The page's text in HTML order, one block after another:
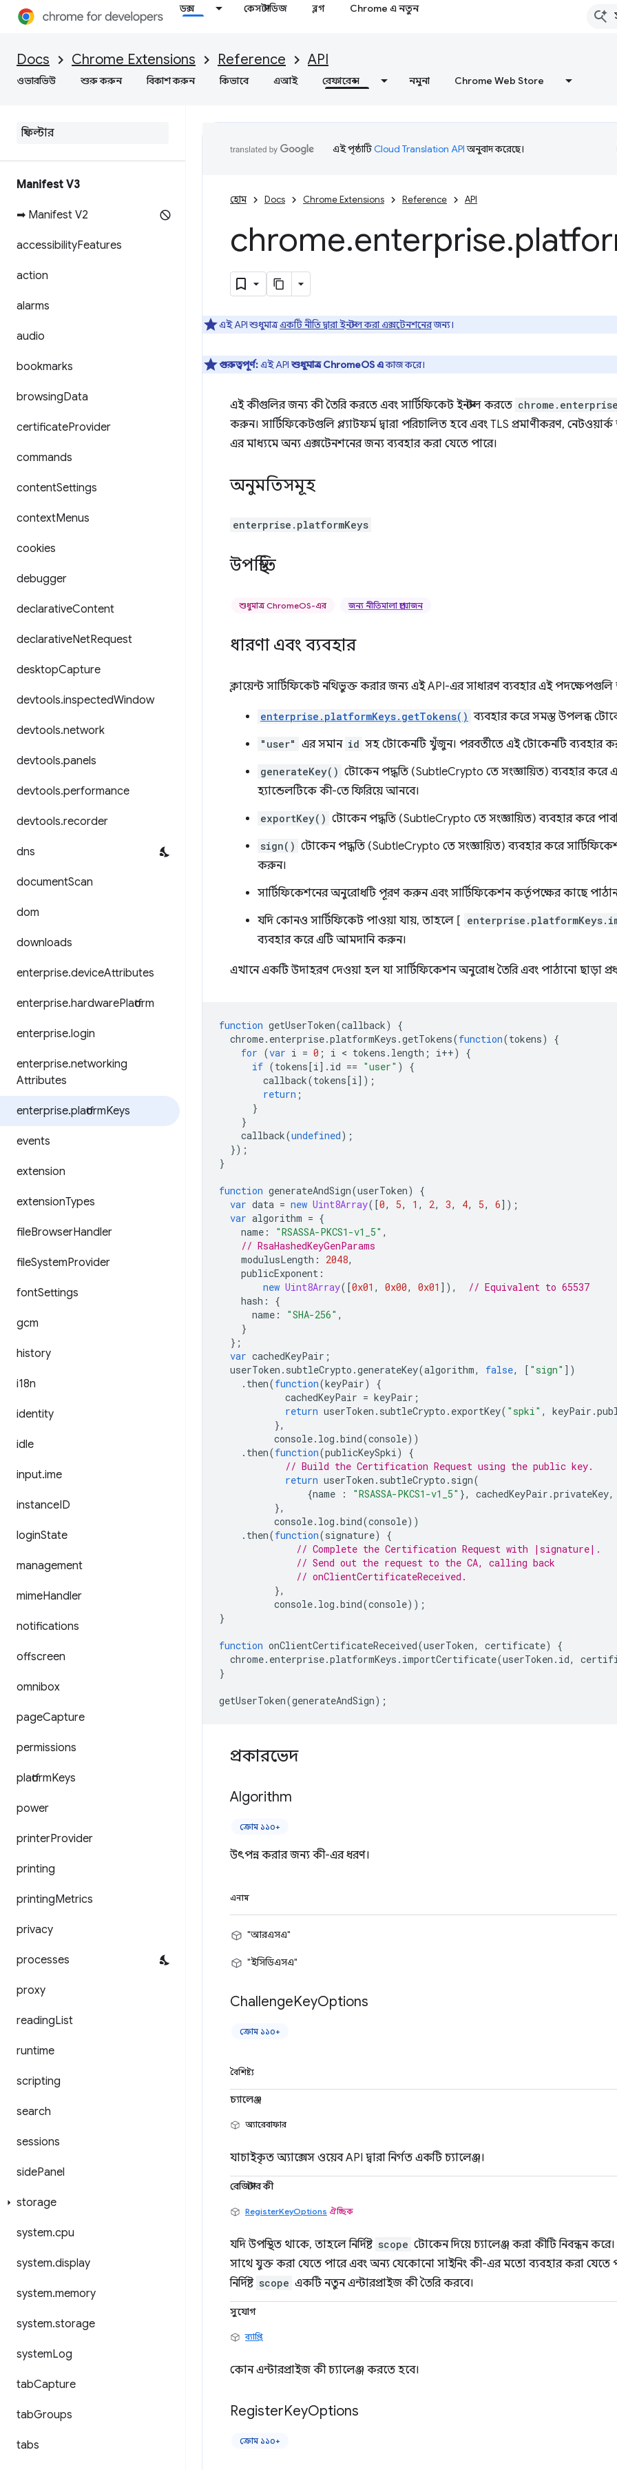
ডক্স কেস স্টাডিজ ব্লগ Chrome এ নতুন
Docs Chrome Extensions Reference API
ওভারভিউ শুরু করুন বিকাশ করুন কিভাবে এআই রেফারেন্স নমুনা Chrome Web Store
Manifest V3
➡ Manifest V2
accessibilityFeatures
action
alarms
audio
bookmarks
browsingData
certificateProvider
commands
contentSettings
contextMenus
cookies
debugger
declarativeContent
declarativeNetRequest
desktopCapture
devtools.inspectedWindow
devtools.network
devtools.panels
devtools.performance
devtools.recorder
dns
documentScan
dom
downloads
enterprise.deviceAttributes
enterprise.hardwarePlatform
enterprise.login
enterprise.networking
Attributes
enterprise.platformKeys
events
extension
extensionTypes
fileBrowserHandler
fileSystemProvider
fontSettings
gcm
history
i18n
identity
idle
input.ime
instanceID
loginState
management
mimeHandler
notifications
offscreen
omnibox
pageCapture
permissions
platformKeys
power
printerProvider
printing
printingMetrics
privacy
processes
proxy
readingList
runtime
scripting
search
sessions
sidePanel
storage
system.cpu
system.display
system.memory
system.storage
systemLog
tabCapture
tabGroups
tabs
এই পৃষ্ঠাটিCloud Translation APIঅনুবাদ করেছে।
হোম Docs Chrome Extensions Reference API
chrome.enterprise.
এই API শুধুমাত্রএকটি নীতি দ্বারা ইনস্টল করা এক্সটেনশনেরজন্য।
গুরুত্বপূর্ণ:এই API শুধুমাত্র ChromeOS একাজ করে।
এই কীগুলির জন্য কী তৈরি করতে এবং সার্টিফিকেট ইনস্টল করতে
করুন। সার্টিফিকেটগুলি প্ল্যাটফর্ম দ্বারা পরিচালিত হবে এবং TLS প্রমাণীকরণ,
এর মাধ্যমে অন্য এক্সটেনশনের জন্য ব্যবহার করা যেতে পারে।
অনুমতিসমূহ
enterprise.platformKeys
উপস্থিতি
শুধুমাত্র ChromeOS-এর জন্য নীতিমালা প্রয়োজন
ধারণা এবং ব্যবহার
ক্লায়েন্ট সার্টিফিকেট নথিভুক্ত করার জন্য এই API-এর সাধারণ ব্যবহার এই
enterprise.platformKeys.getTokens() ব্যবহার করে সমস্ত উপলব্ধ
"user" এর সমান id সহ টোকেনটি খুঁজুন। পরবর্তীতে এই টোকেনটি ব্যবহার
generateKey() টোকেন পদ্ধতি (SubtleCrypto তে সংজ্ঞায়িত) ব্যবহার
হ্যান্ডেলটিকে কী-তে ফিরিয়ে আনবে।
exportKey() টোকেন পদ্ধতি (SubtleCrypto তে সংজ্ঞায়িত) ব্যবহার করে
sign() টোকেন পদ্ধতি (SubtleCrypto তে সংজ্ঞায়িত) ব্যবহার করে
করুন।
সার্টিফিকেশনের অনুরোধটি পূরণ করুন এবং সার্টিফিকেশন কর্তৃপক্ষের কাছে
যদি কোনও সার্টিফিকেট পাওয়া যায়, তাহলে [
ব্যবহার করে এটি আমদানি করুন।
এখানে একটি উদাহরণ দেওয়া হল যা সার্টিফিকেশন অনুরোধ তৈরি এবং পাঠানো ছাড়া
function getUserToken(callback)
{
chrome. enterprise.platformKeys .getTokens(function(tokens)
{
for (var i = 0 ; i < tokens . length ; i++)
{
if (tokens[i]. id == "user" )
{
callback(tokens[i]);
return ;
}
}
callback(undefined);
});
}
function generateAndSign(userToken)
{
var data = new Uint8Array([0, 5, 1 , 2, 3, 4, 5, 6]);
var algorithm = {
name : "RSASSA-PKCS1-v1_5" ,
// RsaHashedKeyGenParams
modulusLength : 2048,
publicExponent :
new Uint8Array([0x01 , 0x00, 0x01 ]),
// Equivalent to 65537
hash :
{
name : "SHA-256" ,
}
};
var cachedKeyPair ;
userToken . subtleCrypto .generateKey(algorithm, false, [ "sign" ])
. then(function(keyPair)
{
cachedKeyPair = keyPair ;
return userToken . subtleCrypto . exportKey( "spki" , keyPair .
},
console. log .bind(console))
. then(function(publicKeySpki)
{
// Build the Certification Request using the public key.
return userToken . subtleCrypto . sign(
{name : "RSASSA-PKCS1-v1_5" }, cachedKeyPair .privateKey,
},
console. log .bind(console))
. then(function(signature)
{
// Complete the Certification Request with |signature|.
// Send out the request to the CA, calling back
// onClientCertificateReceived.
},
console. log .bind(console));
}
function onClientCertificateReceived(userToken, certificate)
{
chrome. enterprise.platformKeys . importCertificate(userToken . id,
}
getUserToken(generateAndSign);
প্রকারভেদ
Algorithm
ক্রোম ১১০+
উৎপন্ন করার জন্য কী-এর ধরণ।
এনাম
"আরএসএ"
"ইসিডিএসএ"
ChallengeKeyOptions
ক্রোম ১১০+
বৈশিষ্ট্য
চ্যালেঞ্জ
অ্যারেবাফার
যাচাইকৃত অ্যাক্সেস ওয়েব API দ্বারা নির্গত একটি চ্যালেঞ্জ।
রেজিস্টার কী
RegisterKeyOptions ঐচ্ছিক
যদি উপস্থিত থাকে, তাহলে নির্দিষ্ট scope টোকেন দিয়ে চ্যালেঞ্জ করা কীটি নিবন্ধন
সাথে যুক্ত করা যেতে পারে এবং অন্য যেকোনো সাইনিং কী-এর মতো ব্যবহার করা যেতে
নির্দিষ্ট scope একটি নতুন এন্টারপ্রাইজ কী তৈরি করবে।
সুযোগ
ব্যাপ্তি
কোন এন্টারপ্রাইজ কী চ্যালেঞ্জ করতে হবে।
RegisterKeyOptions
ক্রোম ১১০+